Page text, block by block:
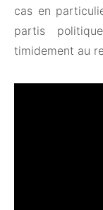
cas en
partis
timidement au